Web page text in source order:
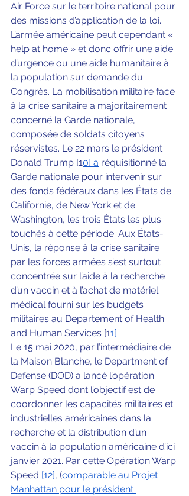
Air Force sur le territoire national pour
des missions d’application de la loi.
L’armée américaine peut cependant «
help at home » et donc offrir une aide
d’urgence ou une aide humanitaire à
la population sur demande du
Congrès. La mobilisation militaire face
à la crise sanitaire a majoritairement
concerné la Garde nationale,
composée de soldats citoyens
réservistes. Le 22 mars le président
Donald Trump [10] a réquisitionné la
Garde nationale pour intervenir sur
des fonds fédéraux dans les États de
Californie, de New York et de
Washington, les trois États les plus
touchés à cette période. Aux États-
Unis, la réponse à la crise sanitaire
par les forces armées s’est surtout
concentrée sur l’aide à la recherche
d’un vaccin et à l’achat de matériel
médical fourni sur les budgets
militaires au Departement of Health
and Human Services [11].
Le 15 mai 2020, par l’intermédiaire de
la Maison Blanche, le Department of
Defense (DOD) a lancé l’opération
Warp Speed dont l’objectif est de
coordonner les capacités militaires et
industrielles américaines dans la
recherche et la distribution d’un
vaccin à la population américaine d’ici
janvier 2021. Par cette Opération Warp
Speed [12], (comparable au Projet
Manhattan pour le président